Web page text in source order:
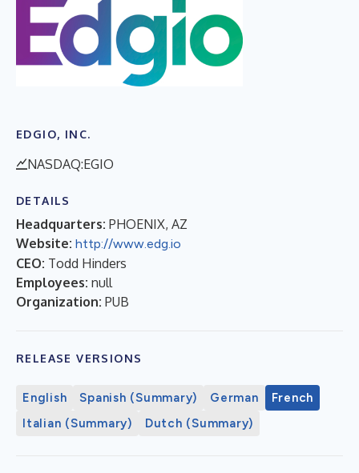
EDGIO, INC.
NASDAQ:EGIO
DETAILS
Headquarters: PHOENIX, AZ
Website: http://www.edg.io
CEO: Todd Hinders
Employees: null
Organization: PUB
RELEASE VERSIONS
English Spanish (Summary) German
French
Italian (Summary)
Dutch (Summary)